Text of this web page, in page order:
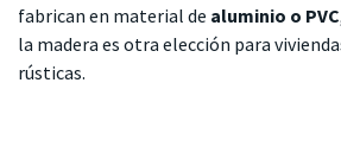
fabrican en material de aluminio o PVC
la madera es otra elección para
rústicas.